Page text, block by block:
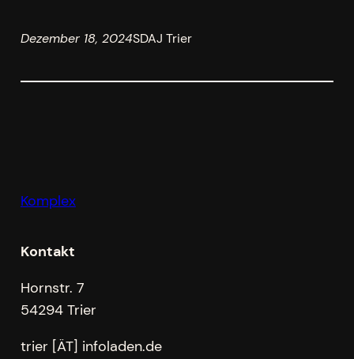
Dezember 18, 2024SDAJ Trier
Komplex
Kontakt
Hornstr. 7
54294 Trier
trier [ÄT] infoladen.de